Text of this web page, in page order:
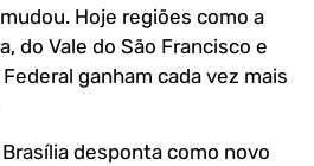
Hoje regiões como a
do Vale do São Francisco e
ganham cada vez mais
desponta como novo